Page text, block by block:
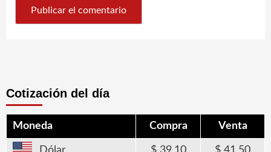
Cotización del día
Moneda Compra Venta